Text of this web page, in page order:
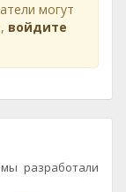
могут
войдите
разработали